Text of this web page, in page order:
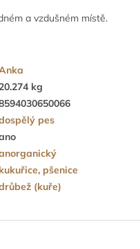
a vzdušném místě.
kg
pes
kukuřice, pšenice
(kuře)